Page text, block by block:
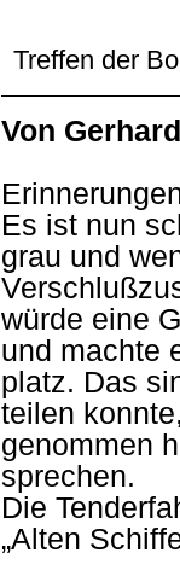
Treffen der
Von
Es ist nun
grau und
würde eine
und machte
platz. Das
teilen
genommen
sprechen.
Die
„Alten